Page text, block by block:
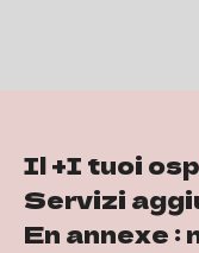
Il +I tuoi
Servizi
En annexe :